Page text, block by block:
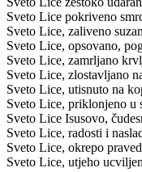
Sveto Lice pokriveno
Sveto Lice, zaliveno
Sveto Lice, opsovano,
Sveto Lice, zamrljano
Sveto Lice, zlostavljano
Sveto Lice, utisnuto na
Sveto Lice, priklonjeno u
Sveto Lice Isusovo,
Sveto Lice, radosti i
Sveto Lice, okrepo
Sveto Lice, utjeho